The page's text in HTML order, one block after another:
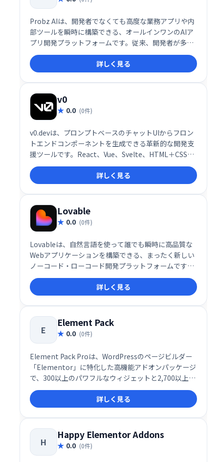
Probz AIは、開発者でなくても高度な業務アプリや内
部ツールを瞬時に構築できる、オールインワンのAIア
プリ開発プラットフォームです。従来、開発者が多く
の時間を費やしていたERPやCRM、顧客ポータル、業
務プロセス自動化ツールといったカスタム業務アプリ
ケーションの構築を、プロンプト入力だけで完結させ
る革新的な仕組みを提供しています。
詳しく見る
v0
0.0 (0件)
v0.devは、プロンプトベースのチャットUIからフロン
トエンドコンポーネントを生成できる革新的な開発支
援ツールです。React、Vue、Svelte、HTML＋CSSと
いった主要なフロントエンド技術に対応し、プログラ
マーが自然言語でUIやコードの指示を出すだけで、す
ぐに利用可能なコードを生成します。コードはそのま
まコピー・ダウンロードできるだけでなく、shadcn
CLIを使ってNext.jsプロジェクトへの組み込みまで一
気に行える点が大きな特長です。
詳しく見る
Lovable
0.0 (0件)
Lovableは、自然言語を使って誰でも瞬時に高品質な
Webアプリケーションを構築できる、まったく新しい
ノーコード・ローコード開発プラットフォームです。
「アイデアからアプリまで数秒」というコンセプトの
もと、Lovableは“スーパーヒューマンなフルスタック
エンジニア”として、開発の常識を根底から覆します。
詳しく見る
E
Element Pack
0.0 (0件)
Element Pack Proは、WordPressのページビルダー
「Elementor」に特化した高機能アドオンパッケージ
で、300以上のパワフルなウィジェットと2,700以上の
テンプレート・プリメイドセクションを備えた、まさ
にプロフェッショナル仕様のデザイン支援ツールで
す。UI/UXに優れた設計思想と、実用性に富んだ豊富
なウィジェット群により、初心者から上級者まで、あ
らゆるユーザーのWeb制作を圧倒的に効率化してくれ
ます。
詳しく見る
H
Happy Elementor Addons
0.0 (0件)